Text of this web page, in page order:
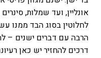
אונליין, ועד שמלות,
לחלוטין בסוג הבד ממנו
הרבה עם דברים ישנים –
דרכים להחזיר יש כאן